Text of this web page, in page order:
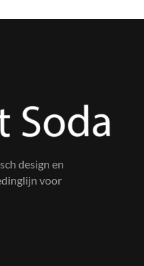
design en
voor